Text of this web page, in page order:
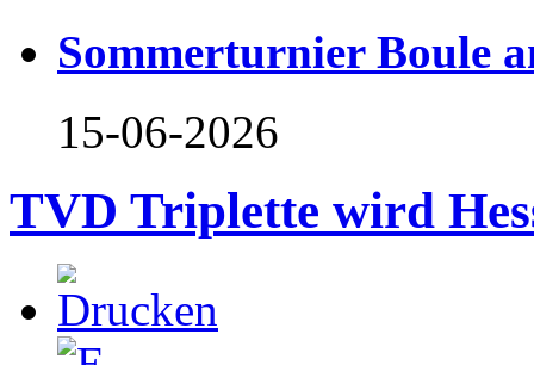
Sommerturnier Boule
15-06-2026
TVD Triplette wird